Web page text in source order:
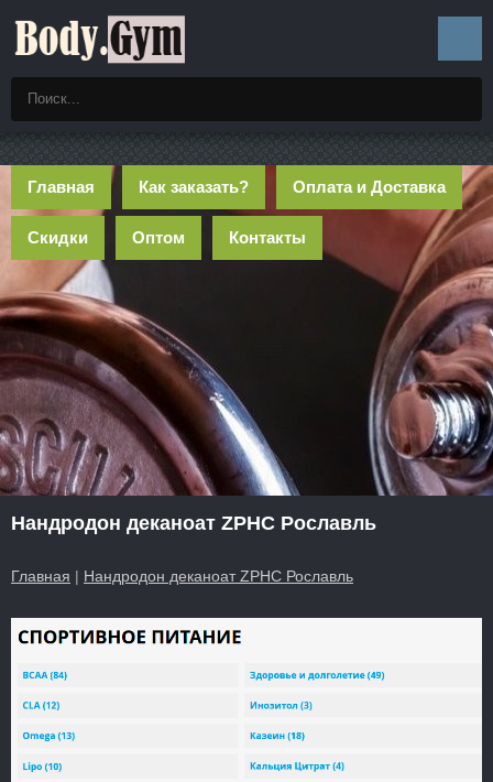
Главная Как заказать? Оплата и Доставка
Скидки Оптом Контакты
Нандродон деканоат ZPHC Рославль
Главная | Нандродон деканоат ZPHC Рославль